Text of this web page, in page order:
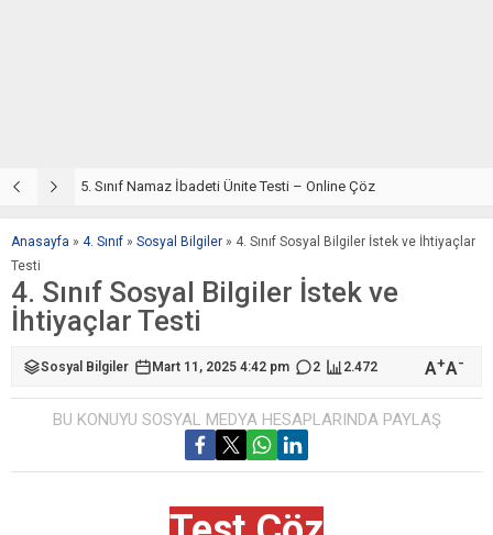
5. Sınıf Namaz İbadeti Ünite Testi – Online Çöz
Anasayfa » 4. Sınıf » Sosyal Bilgiler » 4. Sınıf Sosyal Bilgiler İstek ve İhtiyaçlar
Testi
4. Sınıf Sosyal Bilgiler İstek ve
İhtiyaçlar Testi
Sosyal Bilgiler Mart 11, 2025 4:42 pm 2 2.472 A+A-
BU KONUYU SOSYAL MEDYA HESAPLARINDA PAYLAŞ